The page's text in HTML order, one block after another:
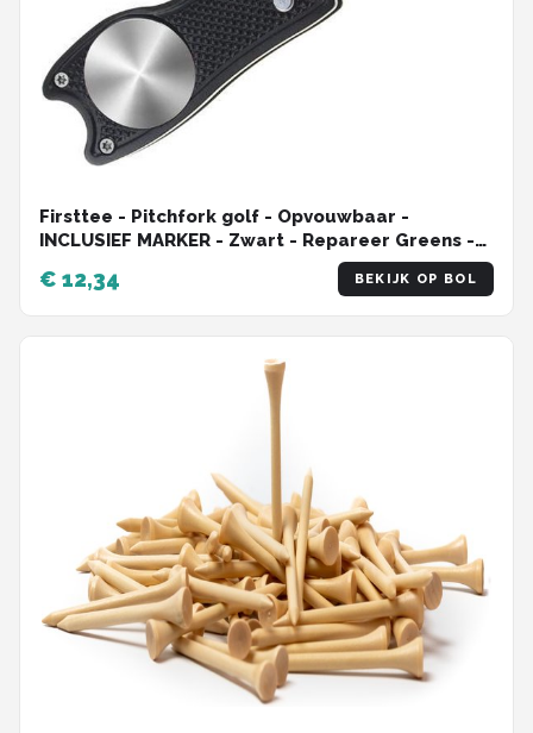
Firsttee - Pitchfork golf - Opvouwbaar -
INCLUSIEF MARKER - Zwart - Repareer Greens -
Golf accessoires - Golfballen - Pitchfork marker
- Pitchfork metaal - Compact - Pocket - Marker
golfbal - Golfbalmarkers - Golf sport - Golf
training - Cadeau
€ 12,34 BEKIJK OP BOL